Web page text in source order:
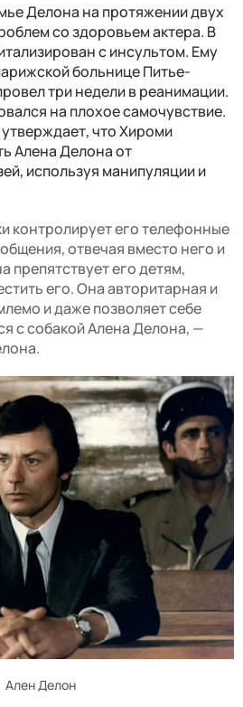
Делона на протяжении двух
со здоровьем актера. В
с инсультом. Ему
больнице Питье-
три недели в реанимации.
на плохое самочувствие.
что Хироми
Алена Делона от
используя манипуляции и
контролирует его телефонные
отвечая вместо него и
препятствует его детям,
его. Она авторитарная и
и даже позволяет себе
с собакой Алена Делона, —
Ален Делон